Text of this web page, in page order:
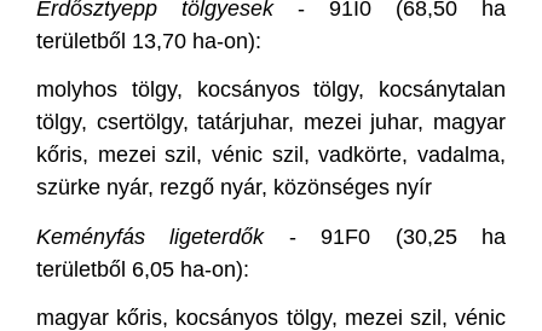
Erdősztyepp tölgyesek- 91I0 (68,50 ha
területből 13,70 ha-on):
molyhos tölgy, kocsányos tölgy, kocsánytalan
tölgy, csertölgy, tatárjuhar, mezei juhar, magyar
kőris, mezei szil, vénic szil, vadkörte, vadalma,
szürke nyár, rezgő nyár, közönséges nyír
Keményfás ligeterdők- 91F0 (30,25 ha
területből 6,05 ha-on):
magyar kőris, kocsányos tölgy, mezei szil, vénic